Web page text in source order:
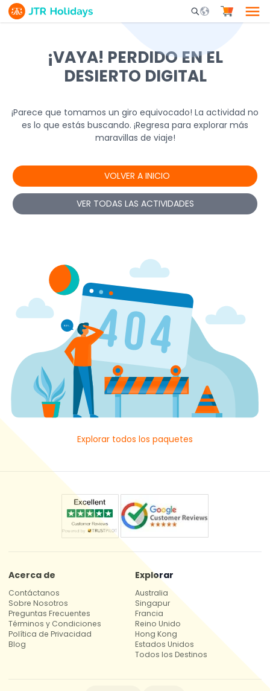
Mobile Search
¡VAYA! PERDIDO EN EL
DESIERTO DIGITAL
¡Parece que tomamos un giro equivocado! La actividad no
es lo que estás buscando. ¡Regresa para explorar más
maravillas de viaje!
VOLVER A INICIO
VER TODAS LAS ACTIVIDADES
Explorar todos los paquetes
Acerca de
Contáctanos
Sobre Nosotros
Preguntas Frecuentes
Términos y Condiciones
Política de Privacidad
Blog
Explorar
Australia
Singapur
Francia
Reino Unido
Hong Kong
Estados Unidos
Todos los Destinos